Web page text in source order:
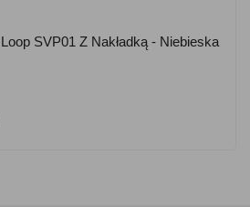
SVP01 Z Nakładką - Niebieska